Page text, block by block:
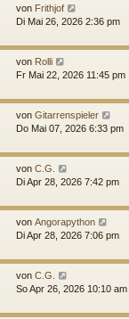
von Frithjof
Di Mai 26, 2026 2:36 pm
von Rolli
Fr Mai 22, 2026 11:45 pm
von Gitarrenspieler
Do Mai 07, 2026 6:33 pm
von C.G.
Di Apr 28, 2026 7:42 pm
von Angorapython
Di Apr 28, 2026 7:06 pm
von C.G.
So Apr 26, 2026 10:10 am